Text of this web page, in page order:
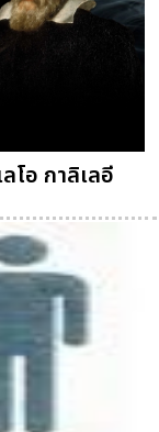
โอ กาลิเลอี